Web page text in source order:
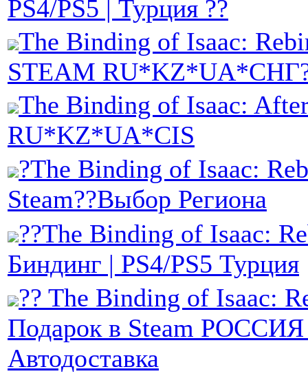
PS4/PS5 | Турция ??
The Binding of Isaac:
STEAM
The Binding of Isaac:
RU*KZ*UA*CIS
?The Binding of Isaac:
Steam??Выбор Региона
??The Binding of Isaac:
Биндинг | PS4/PS5 Турция
?? The Binding of Isaac:
Подарок в Steam
Автодоставка